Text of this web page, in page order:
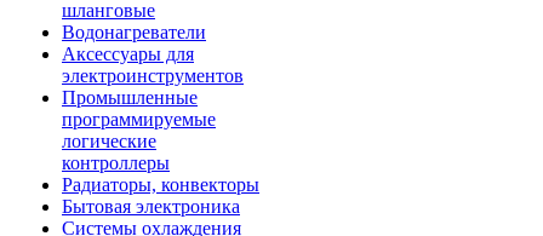
шланговые
Водонагреватели
Аксессуары для
электроинструментов
Промышленные
программируемые
логические
контроллеры
Радиаторы, конвекторы
Бытовая электроника
Системы охлаждения